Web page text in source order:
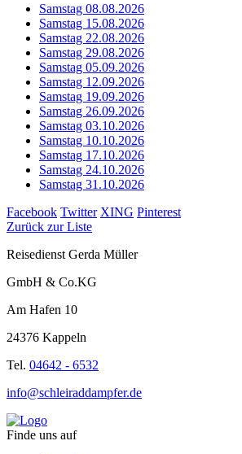
Samstag 08.08.2026
Samstag 15.08.2026
Samstag 22.08.2026
Samstag 29.08.2026
Samstag 05.09.2026
Samstag 12.09.2026
Samstag 19.09.2026
Samstag 26.09.2026
Samstag 03.10.2026
Samstag 10.10.2026
Samstag 17.10.2026
Samstag 24.10.2026
Samstag 31.10.2026
Facebook Twitter XING Pinterest
Zurück zur Liste
Reisedienst Gerda Müller
GmbH & Co.KG
Am Hafen 10
24376 Kappeln
Tel. 04642 - 6532
info@schleiraddampfer.de
Finde uns auf